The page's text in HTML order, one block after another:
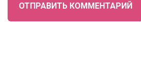
ОТПРАВИТЬ КОММЕНТАРИЙ